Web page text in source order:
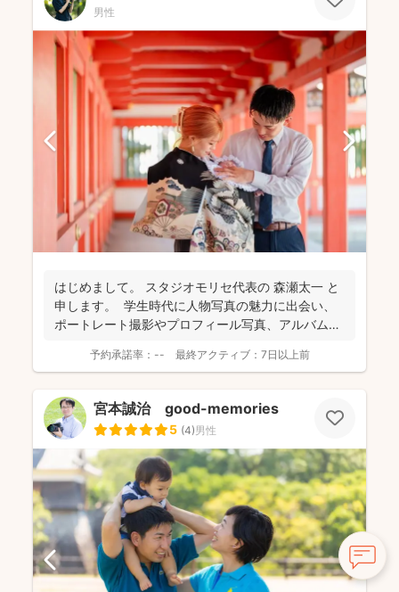
男性
はじめまして。 スタジオモリセ代表の 森瀬太一 と
申します。 学生時代に人物写真の魅力に出会い、
ポートレート撮影やプロフィール写真、アルバム
予約承諾率： -- 最終アクティブ： 7日以上前
宮本誠治 good-memories
5 (4)男性